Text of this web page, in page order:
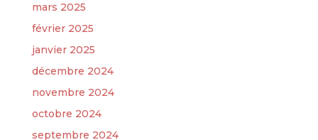
mars 2025
février 2025
janvier 2025
décembre 2024
novembre 2024
octobre 2024
septembre 2024